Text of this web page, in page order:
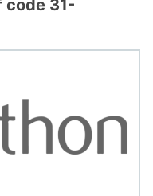
code 31-